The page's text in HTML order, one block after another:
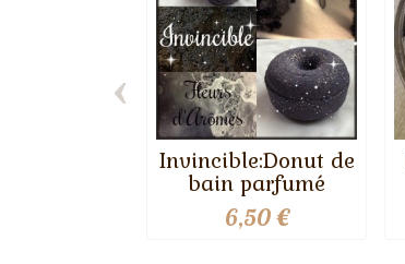
Invincible:Donut de
bain parfumé
6,50 €
‹